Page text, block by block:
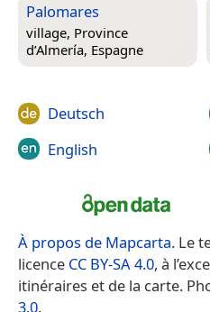
Palomares
village, Province
d’Almería, Espagne
Deutsch
English
À propos de Mapcarta. Le
licence CC BY-SA 4.0, à
itinéraires et de la carte.
3.0.